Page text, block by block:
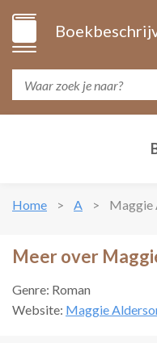
Home A Maggie
Meer over
Genre: Roman
Website: Maggie